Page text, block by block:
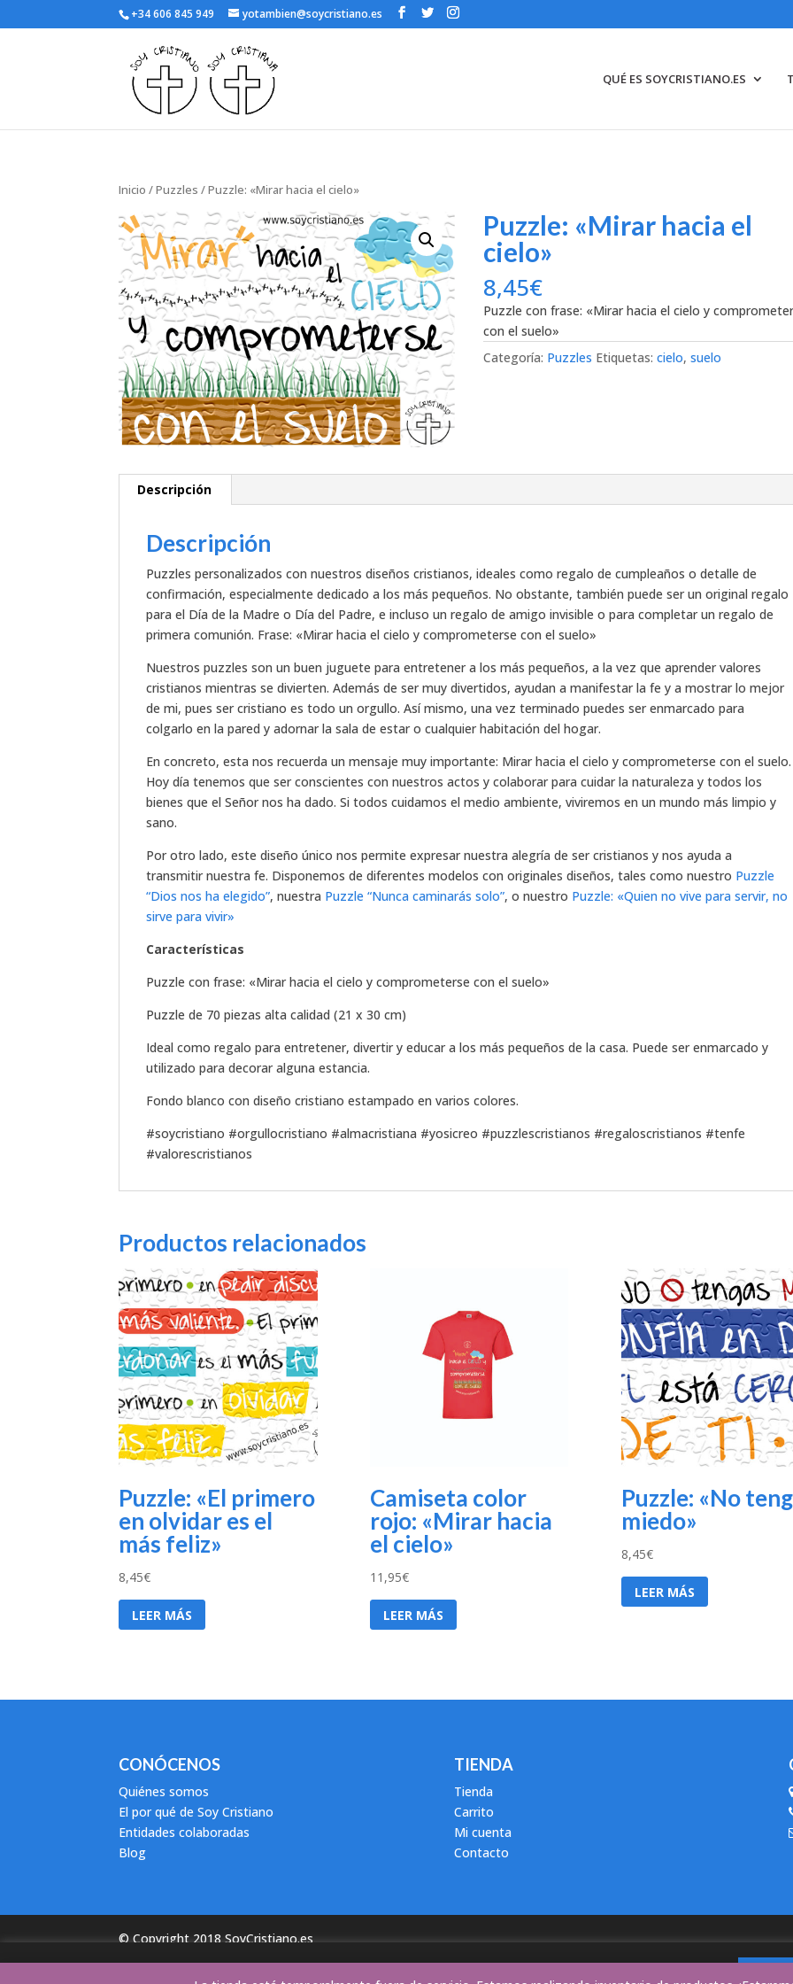
+34 606 845 949 yotambien@soycristiano.es
QUÉ ES SOYCRISTIANO.ES
Inicio /Puzzles / Puzzle: «Mirar hacia el cielo»
Puzzle: «Mirar hacia el
cielo»
8,45€
Puzzle con frase: «Mirar hacia el cielo y
con el suelo»
Categoría: Puzzles Etiquetas:cielo,suelo
Descripción
Descripción
Puzzles personalizados con nuestros diseños cristianos, ideales como regalo de cumpleaños o detalle de
confirmación, especialmente dedicado a los más pequeños. No obstante, también puede ser un original regalo
para el Día de la Madre o Día del Padre, e incluso un regalo de amigo invisible o para completar un regalo de
primera comunión. Frase: «Mirar hacia el cielo y comprometerse con el suelo»
Nuestros puzzles son un buen juguete para entretener a los más pequeños, a la vez que aprender valores
cristianos mientras se divierten. Además de ser muy divertidos, ayudan a manifestar la fe y a mostrar lo mejor
de mi, pues ser cristiano es todo un orgullo. Así mismo, una vez terminado puedes ser enmarcado para
colgarlo en la pared y adornar la sala de estar o cualquier habitación del hogar.
En concreto, esta nos recuerda un mensaje muy importante: Mirar hacia el cielo y comprometerse con el suelo.
Hoy día tenemos que ser conscientes con nuestros actos y colaborar para cuidar la naturaleza y todos los
bienes que el Señor nos ha dado. Si todos cuidamos el medio ambiente, viviremos en un mundo más limpio y
sano.
Por otro lado, este diseño único nos permite expresar nuestra alegría de ser cristianos y nos ayuda a
transmitir nuestra fe. Disponemos de diferentes modelos con originales diseños, tales como nuestro Puzzle
“Dios nos ha elegido”, nuestra Puzzle “Nunca caminarás solo”, o nuestro Puzzle: «Quien no vive para servir, no
sirve para vivir»
Características
Puzzle con frase: «Mirar hacia el cielo y comprometerse con el suelo»
Puzzle de 70 piezas alta calidad (21 x 30 cm)
Ideal como regalo para entretener, divertir y educar a los más pequeños de la casa. Puede ser enmarcado y
utilizado para decorar alguna estancia.
Fondo blanco con diseño cristiano estampado en varios colores.
#soycristiano #orgullocristiano #almacristiana #yosicreo #puzzlescristianos #regaloscristianos #tenfe
#valorescristianos
Productos relacionados
Puzzle: «El primero
en olvidar es el
más feliz»
8,45€
LEER MÁS
Camiseta color
rojo: «Mirar hacia
el cielo»
11,95€
LEER MÁS
Puzzle: «No
miedo»
8,45€
LEER MÁS
CONÓCENOS
Quiénes somos
El por qué de Soy Cristiano
Entidades colaboradas
Blog
TIENDA
Tienda
Carrito
Mi cuenta
Contacto
© Copyright 2018 SoyCristiano.es